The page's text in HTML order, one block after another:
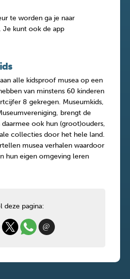
te worden ga je naar
. Je kunt ook de app
alle kidsproof musea op een
van minstens 60 kinderen
8 gekregen. Museumkids,
brengt de
ook hun (groot)ouders,
collecties door het hele land.
musea verhalen waardoor
hun eigen omgeving leren
deze pagina: